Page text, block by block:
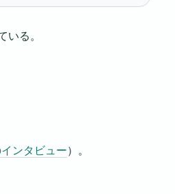
る。
ンタビュー）。